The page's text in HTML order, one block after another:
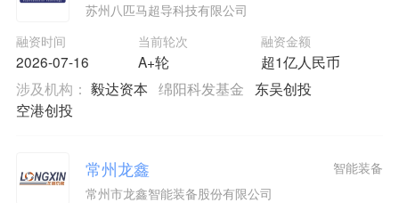
苏州八匹马超导科技有限公司
融资时间
2026-07-16
当前轮次
A+轮
融资金额
超1亿人民币
涉及机构： 毅达资本 绵阳科发基金
东吴创投
空港创投
常州龙鑫
常州市龙鑫智能装备股份有限公司
智能装备